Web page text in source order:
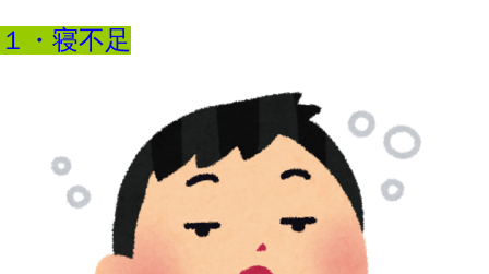
１・寝不足